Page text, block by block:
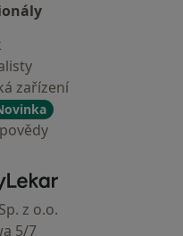
zařízení
- Hlavní stránka
z o.o.
5/7